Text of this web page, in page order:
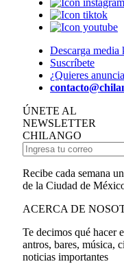
Descarga media
Suscríbete
¿Quieres
ÚNETE AL
NEWSLETTER
CHILANGO
Recibe cada semana
de la Ciudad de
ACERCA DE
Te decimos qué hacer
antros, bares, música,
noticias importantes